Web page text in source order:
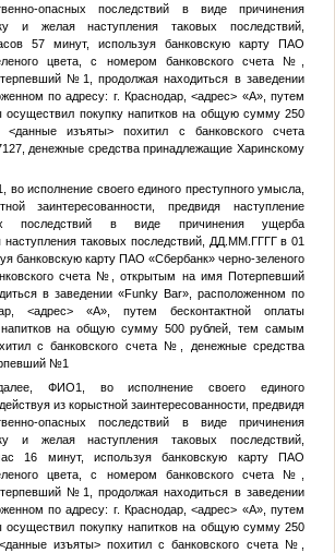
опасных последствий в виде причинения
и желая наступления таковых последствий,
57 минут, используя банковскую карту ПАО
цвета, с номером банковского счета №
№1
, продолжая находиться в заведении
по адресу: г. Краснодар,<адрес> «А», путем
осуществил покупку напитков на общую сумму 250
<данные изъяты> похитил с банковского счета
денежные средства принадлежащие Харинскому
, во исполнение своего единого преступного умысла,
заинтересованности, предвидя наступление
последствий в виде причинения ущерба
таковых последствий,
ДД.ММ.ГГГГв 01
банковскую карту ПАО «Сбербанк» черно-зеленого
счета № , открытым на имяПотерпевший
в заведении «Funky Bar», расположенном по
<адрес> «А», путем бесконтактной оплаты
напитков на общую сумму 500 рублей, тем самым
с банковского счета №
, денежные средства
№1
ФИО1
, во исполнение своего единого
из корыстной заинтересованности, предвидя
опасных последствий в виде причинения
и желая наступления таковых последствий,
16 минут, используя банковскую карту ПАО
цвета, с номером банковского счета №
№1
, продолжая находиться в заведении
по адресу: г. Краснодар,<адрес> «А», путем
осуществил покупку напитков на общую сумму 250
<данные изъяты>похитил с банковского счета №